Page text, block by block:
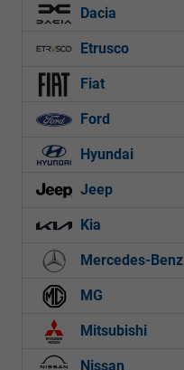
Dacia
Etrusco
Fiat
Ford
Hyundai
Jeep
Kia
Mercedes-Benz
MG
Mitsubishi
Nissan